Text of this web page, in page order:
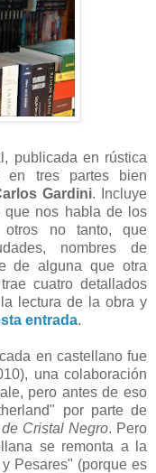
publicada en rústica
tres partes bien
Gardini. Incluye
nos habla de los
otros no tanto, que
nombres de
de alguna que otra
cuatro detallados
lectura de la obra y
entrada.
en castellano fue
una colaboración
pero antes de eso
por parte de
Cristal Negro. Pero
se remonta a la
Pesares" (porque es